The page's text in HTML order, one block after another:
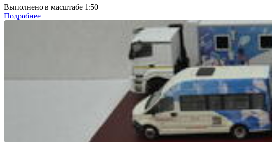
Выполнено в масштабе 1:50
Подробнее